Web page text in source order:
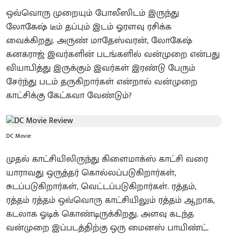
ஒவ்வொரு முறையும் போலீஸிடம் இருந்து
லோகேஷ் டீம் தப்பும் இடம் ஓரளவு ரசிக்க
வைக்கிறது. அருண் மாதேஸ்வரன், லோகேஷ்
கனகராஜ் இவர்களின் படங்களில் வன்முறை என்பது
வியாபித்து இருக்கும் இவர்கள் இரண்டு பேரும்
சேர்ந்து படம் தருகிறார்கள் என்றால் வன்முறை
காட்சிக்கு கேட்கவா வேண்டும்?
DC Movie
முதல் காட்சியிலிருந்து கிளைமாக்ஸ் காட்சி வரை
யாராவது ஒருத்தர் கொல்லப்படுகிறார்கள்,
சுடப்படுகிறார்கள், வெட்டப்படுகிறார்கள். ரத்தம்,
ரத்தம் ரத்தம் ஒவ்வொரு காட்சியிலும் ரத்தம் ஆறாக,
கடலாக ஓடிக் கொண்டிருக்கிறது. அளவு கடந்த
வன்முறை இப்படத்திற்கு ஒரு மைனஸ் பாயிண்ட்.